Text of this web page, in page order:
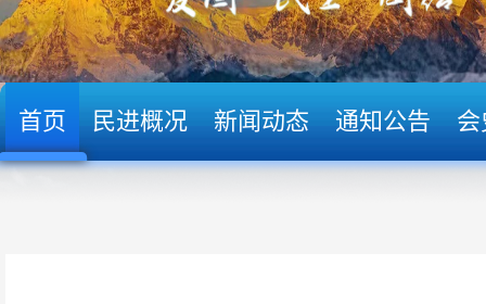
首页 民进概况 新闻动态 通知公告 会